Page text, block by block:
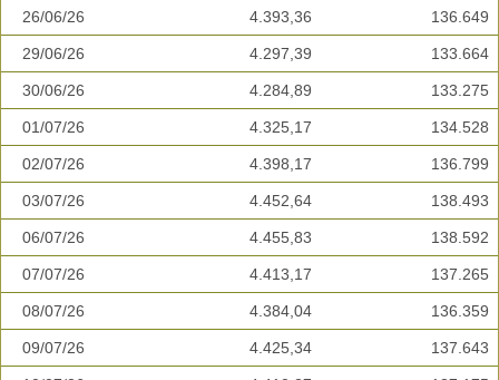
26/06/26 4.393,36 136.649
29/06/26 4.297,39 133.664
30/06/26 4.284,89 133.275
01/07/26 4.325,17 134.528
02/07/26 4.398,17 136.799
03/07/26 4.452,64 138.493
06/07/26 4.455,83 138.592
07/07/26 4.413,17 137.265
08/07/26 4.384,04 136.359
09/07/26 4.425,34 137.643